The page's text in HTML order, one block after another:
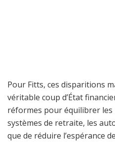
Pour Fitts, ces disparitions
véritable coup d’État
réformes pour équilibrer les
systèmes de retraite, les
que de réduire l’espérance